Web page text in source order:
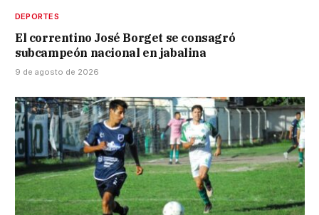
DEPORTES
El correntino José Borget se consagró
subcampeón nacional en jabalina
9 de agosto de 2026